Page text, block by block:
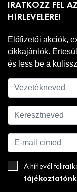
IRATKOZZ FEL
HÍRLEVELÉRE!
Előfizetői akciók,
cikkajánlók.
és less be a
A hírlevél